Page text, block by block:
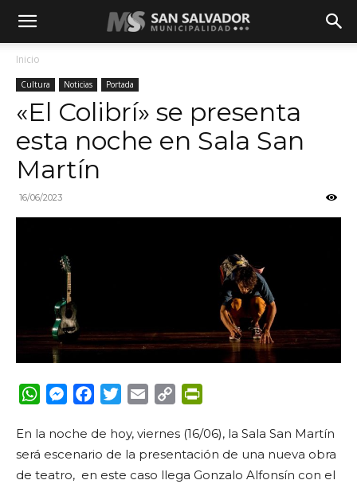
Inicio
Cultura Noticias Portada
«El Colibrí» se presenta
esta noche en Sala San
Martín
16/06/2023
WhatsApp
Messenger
FacebookTwitterEmail Copy
En la noche de hoy, viernes (16/06), la Sala San Martín
será escenario de la presentación de una nueva obra
de teatro, en este caso llega Gonzalo Alfonsín con el